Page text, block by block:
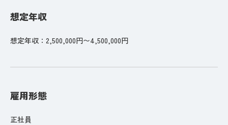
想定年収
想定年収：2,500,000円〜4,500,000円
雇用形態
正社員